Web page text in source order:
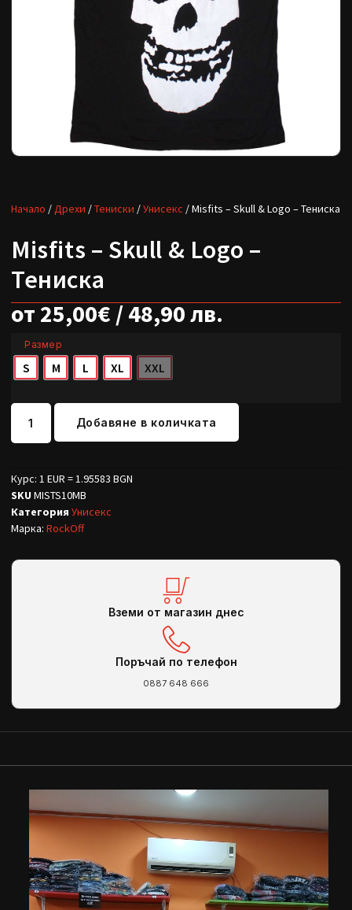
Начало /Дрехи /Тениски /Унисекс / Misfits – Skull & Logo – Тениска
Misfits – Skull & Logo –
Тениска
от25,00€/ 48,90 лв.
Размер
S M L XL XXL
Добавяне в количката
Курс: 1 EUR = 1.95583 BGN
SKU MISTS10MB
Категория Унисекс
Марка: RockOff
Вземи от магазин днес
Поръчай по телефон
0887 648 666